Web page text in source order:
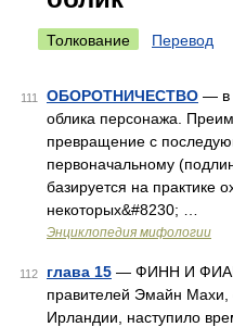
Толкование Перевод
111 ОБОРОТНИЧЕСТВО — в
облика персонажа.
превращение с
первоначальному
базируется на практике
некоторых&#8230; …
Энциклопедия мифологии
112 глава 15 — ФИНН И
правителей Эмайн Махи,
Ирландии, наступило